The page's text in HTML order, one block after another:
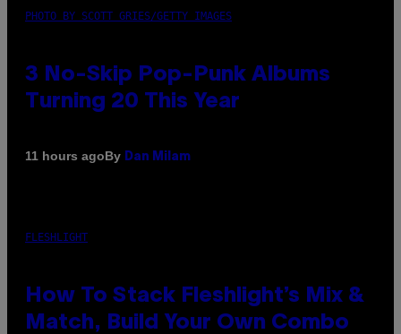
PHOTO BY SCOTT GRIES/GETTY IMAGES
3 No-Skip Pop-Punk Albums
Turning 20 This Year
11 hours agoBy Dan Milam
FLESHLIGHT
How To Stack Fleshlight’s Mix &
Match, Build Your Own Combo